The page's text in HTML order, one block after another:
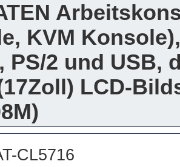
KVM
PS/2 und USB,
LCD-
CL5716